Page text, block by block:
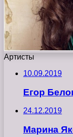
Артисты
10.09.2019
Егор
24.12.2019
Марина